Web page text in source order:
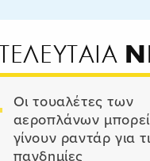
Οι τουαλέτες των
αεροπλάνων
γίνουν ραντάρ για
πανδημίες